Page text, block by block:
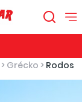
> Grécko > Rodos